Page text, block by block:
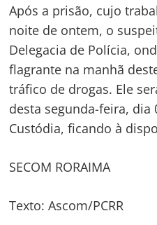
Após a prisão, cujo
noite de ontem, o
Delegacia de Polícia,
flagrante na manhã
tráfico de drogas. Ele
desta segunda-feira, dia
Custódia, ficando à
SECOM RORAIMA
Texto: Ascom/PCRR